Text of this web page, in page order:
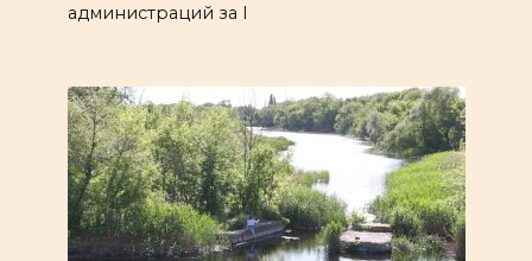
администраций за I